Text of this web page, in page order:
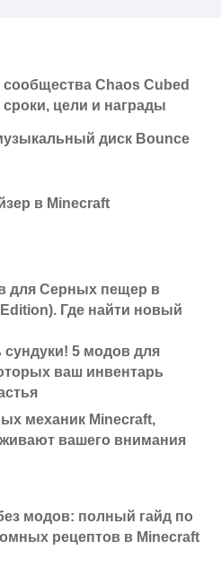
Chaos Cubed
цели и награды
диск Bounce
в Minecraft
для Серных пещер в
Где найти новый
сундуки! 5 модов для
ваш инвентарь
механик Minecraft,
вашего внимания
модов: полный гайд по
рецептов в Minecraft